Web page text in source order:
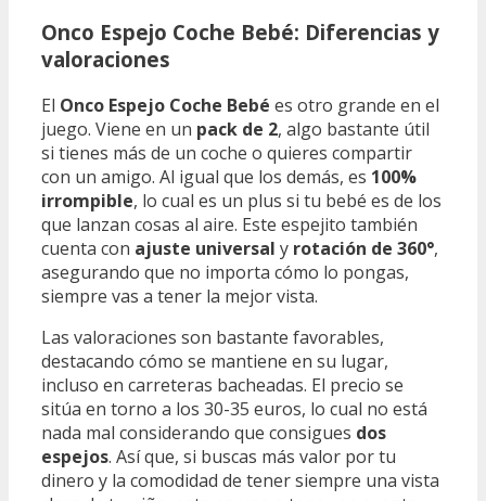
Onco Espejo Coche Bebé: Diferencias y
valoraciones
El Onco Espejo Coche Bebé es otro grande en el
juego. Viene en un pack de 2, algo bastante útil
si tienes más de un coche o quieres compartir
con un amigo. Al igual que los demás, es 100%
irrompible, lo cual es un plus si tu bebé es de los
que lanzan cosas al aire. Este espejito también
cuenta con ajuste universal y rotación de 360°,
asegurando que no importa cómo lo pongas,
siempre vas a tener la mejor vista.
Las valoraciones son bastante favorables,
destacando cómo se mantiene en su lugar,
incluso en carreteras bacheadas. El precio se
sitúa en torno a los 30-35 euros, lo cual no está
nada mal considerando que consigues dos
espejos. Así que, si buscas más valor por tu
dinero y la comodidad de tener siempre una vista